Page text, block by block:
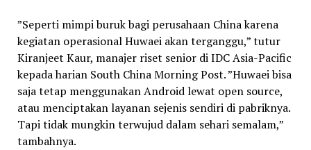
”Seperti mimpi buruk bagi perusahaan China karena
kegiatan operasional Huwaei akan terganggu,” tutur
Kiranjeet Kaur, manajer riset senior di IDC Asia-Pacific
kepada harian South China Morning Post. ”Huwaei bisa
saja tetap menggunakan Android lewat open source,
atau menciptakan layanan sejenis sendiri di pabriknya.
Tapi tidak mungkin terwujud dalam sehari semalam,”
tambahnya.